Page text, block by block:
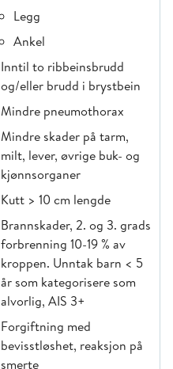
Legg
Ankel
Inntil to ribbeinsbrudd
og/eller brudd i brystbein
Mindre pneumothorax
Mindre skader på tarm,
milt, lever, øvrige buk- og
kjønnsorganer
Kutt > 10 cm lengde
Brannskader, 2. og 3. grads
forbrenning 10-19 % av
kroppen. Unntak barn < 5
år som kategorisere som
alvorlig, AIS 3+
Forgiftning med
bevisstløshet, reaksjon på
smerte